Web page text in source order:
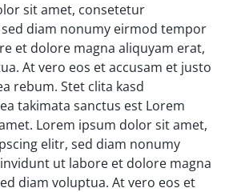
sit amet, consetetur
diam nonumy eirmod tempor
et dolore magna aliquyam erat,
At vero eos et accusam et justo
rebum. Stet clita kasd
takimata sanctus est Lorem
Lorem ipsum dolor sit amet,
elitr, sed diam nonumy
ut labore et dolore magna
diam voluptua. At vero eos et